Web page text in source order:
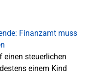
einen steuerlichen
einem Kind